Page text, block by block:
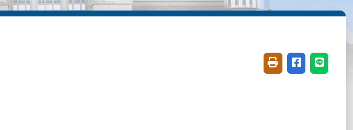
友善列印(開新視窗)
分享至臉書(
分享至